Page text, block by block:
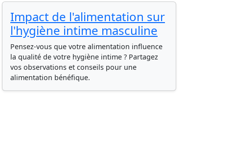
Impact de l'alimentation sur
l'hygiène intime masculine
Pensez-vous que votre alimentation influence
la qualité de votre hygiène intime ? Partagez
vos observations et conseils pour une
alimentation bénéfique.